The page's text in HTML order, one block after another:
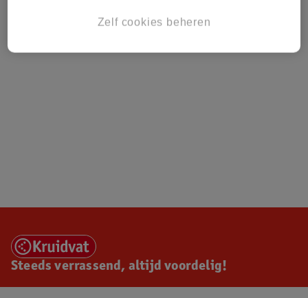
Steeds verrassend, altijd voordelig!
Zelf cookies beheren